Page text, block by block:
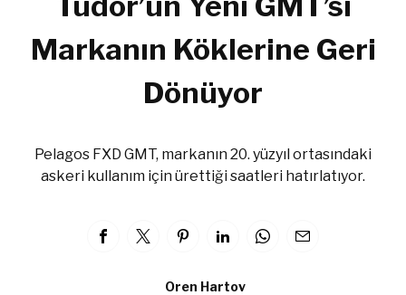
Markanın Köklerine Geri
Dönüyor
Pelagos FXD GMT, markanın 20. yüzyıl ortasındaki
askeri kullanım için ürettiği saatleri hatırlatıyor.
Oren Hartov